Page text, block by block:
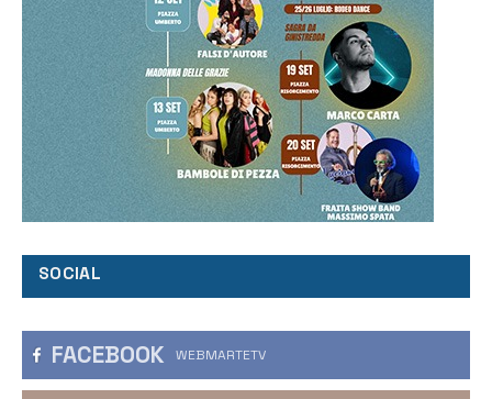
SOCIAL
FACEBOOK WEBMARTETV